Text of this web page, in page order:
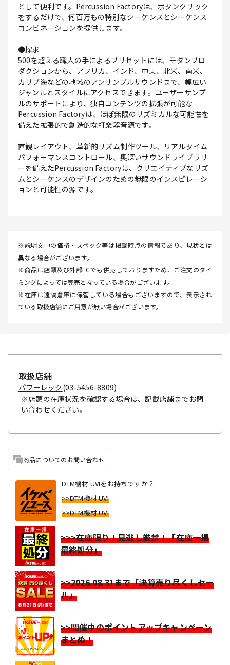
として便利です。Percussion Factoryは、ボタンクリック
をするだけで、何百万もの特別なシーケンスとシーケンス
コンビネーションを提供します。
●探求
500を超える職人の手によるプリセットには、モダンプロ
ダクションから、アフリカ、インド、中東、北米、南米、
カリブ海などの地域のアンサンブルサウンドまで、幅広い
ジャンルとスタイルにアクセスできます。ユーザーサンプ
ルのサポートにより、独自コンテンツの拡張が可能な
Percussion Factoryは、ほぼ無限のリズミカルな可能性を
備えた拡張的で創造的な打楽器音源です。
直観レイアウト、革新的リズム制作ツール、リアルタイム
パフォーマンスコントロール、奥深いサウンドライブラリ
ーを備えたPercussion Factoryは、クリエイティブなリズ
ムとシーケンスのデザインのための無限のインスピレーシ
ョンと可能性の源です。
※説明文中の価格・スペック等は掲載時点の情報であり、現状とは
異なる場合がございます。
※商品は店頭及び外部ECでも併売しておりますため、ご注文のタイ
ミングによっては完売となっている場合がございます。
※在庫は遠隔倉庫に保管している場合もございますので、表示され
ている取扱店舗にご用意が無い場合がございます。
取扱店舗
パワーレック (03-5456-8809)
※店頭の在庫状況を確認する場合は、記載店舗までお問
い合わせください。
商品についてのお問い合わせ
DTM機材 UVIをお持ちですか？
>>DTM機材 UVI
>>DTM機材 UVI
>>>在庫限り！見逃し厳禁！「在庫一掃
最終処分」
>>2026.08.31まで「決算売り尽くしセー
ル」
>>開催中のポイントアップキャンペーン
まとめ！